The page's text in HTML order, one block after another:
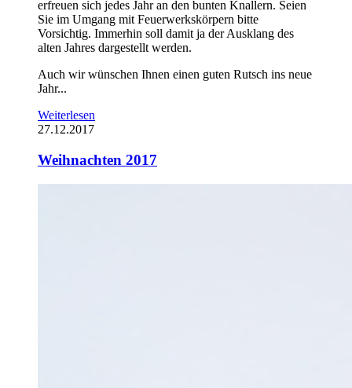
erfreuen sich jedes Jahr an den bunten Knallern. Seien
Sie im Umgang mit Feuerwerkskörpern bitte
Vorsichtig. Immerhin soll damit ja der Ausklang des
alten Jahres dargestellt werden.
Auch wir wünschen Ihnen einen guten Rutsch ins neue
Jahr...
Weiterlesen
27.12.2017
Weihnachten 2017